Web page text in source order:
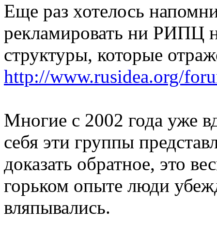
Еще раз хотелось
рекламировать ни РИПЦ
структуры, которые
http://www.rusidea.org/
Многие с 2002 года уже
себя эти группы
доказать обратное, это
горьком опыте люди
вляпывались.